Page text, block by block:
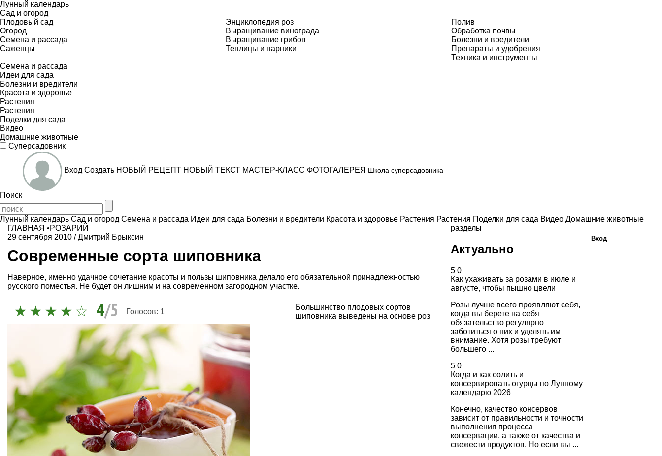
Лунный календарь
Сад и огород
Плодовый сад
Огород
Семена и рассада
Саженцы
Энциклопедия роз
Выращивание винограда
Выращивание грибов
Теплицы и парники
Полив
Обработка почвы
Болезни и вредители
Препараты и удобрения
Техника и инструменты
Семена и рассада
Идеи для сада
Болезни и вредители
Красота и здоровье
Растения
Растения
Поделки для сада
Видео
Домашние животные
Суперсадовник
Вход Создать НОВЫЙ РЕЦЕПТ НОВЫЙ ТЕКСТ МАСТЕР-КЛАСС ФОТОГАЛЕРЕЯ Школа суперсадовника
Поиск
Лунный календарь Сад и огород Семена и рассада Идеи для сада Болезни и вредители Красота и здоровье Растения Растения Поделки для сада Видео Домашние животные
ГЛАВНАЯ •РОЗАРИЙ
29 сентября 2010 /Дмитрий Брыксин
Современные сорта шиповника
Наверное, именно удачное сочетание красоты и пользы шиповника делало его обязательной принадлежностью
русского поместья. Не будет он лишним и на современном загородном участке.
4/5 Голосов: 1
Большинство плодовых сортов
шиповника выведены на основе роз
разделы
Актуально
5 0
Как ухаживать за розами в июле и
августе, чтобы пышно цвели
Розы лучше всего проявляют себя,
когда вы берете на себя
обязательство регулярно
заботиться о них и уделять им
внимание. Хотя розы требуют
большего ...
5 0
Когда и как солить и
консервировать огурцы по Лунному
календарю 2026
Конечно, качество консервов
зависит от правильности и точности
выполнения процесса
консервации, а также от качества и
свежести продуктов. Но если вы ...
Вход